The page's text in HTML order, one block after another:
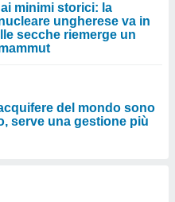
minimi storici: la
ungherese va in
secche riemerge un
del mondo sono
serve una gestione più